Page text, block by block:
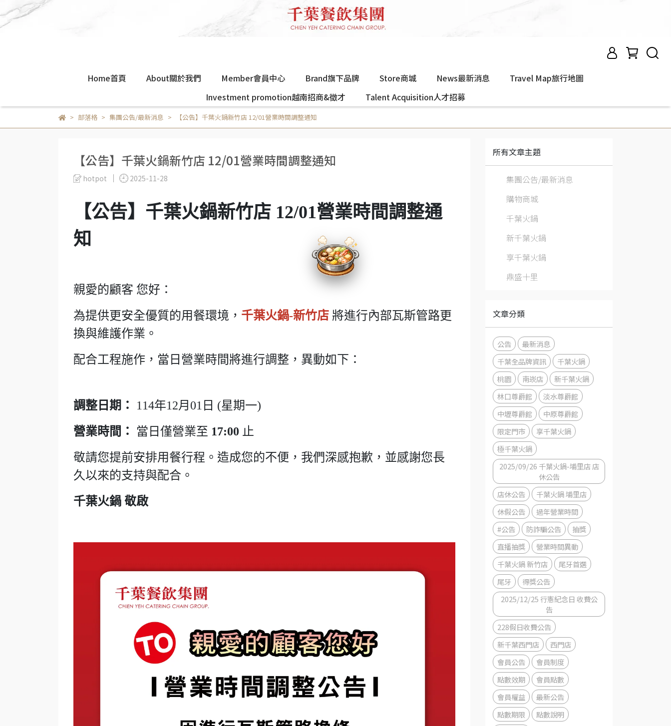
Home首頁 About關於我們 Member會員中心 Brand旗下品牌 Store商城 News最新消息
Travel Map旅行地圖
Investment promotion越南招商&徵才
Talent Acquisition人才招募
部落格 集團公告/最新消息 【公告】千葉火鍋新竹店 12/01營業時間調整通知
【公告】千葉火鍋新竹店 12/01營業時間調整通知
hotpot 2025-11-28
【公告】千葉火鍋新竹店 12/01營業時間調整通
知
親愛的顧客 您好：
為提供更安全優質的用餐環境， 千葉火鍋-新竹店 將進行內部瓦斯管路更
換與維護作業。
配合工程施作，當日營業時間將進行調整，異動如下：
調整日期：
114年12月01日 (星期一)
營業時間：
當日僅營業至 17:00 止
敬請您提前安排用餐行程。造成您的不便，我們深感抱歉，並感謝您長
久以來的支持與配合。
千葉火鍋 敬啟
所有文章主題
集團公告/最新消息
購物商城
千葉火鍋
新千葉火鍋
享千葉火鍋
鼎盛十里
文章分類
公告
最新消息
千葉全品牌資訊
千葉火鍋
桃園
南崁店
新千葉火鍋
林口尊爵館
淡水尊爵館
中壢尊爵館
中原尊爵館
限定門市
享千葉火鍋
極千葉火鍋
2025/09/26 千葉火鍋-埔里店 店
休公告
店休公告
千葉火鍋 埔里店
休假公告
過年營業時間
#公告
防詐騙公告
抽獎
直播抽獎
營業時間異動
千葉火鍋 新竹店
尾牙首選
尾牙
得獎公告
2025/12/25 行憲紀念日 收費公
告
228假日收費公告
新千葉西門店
西門店
會員公告
會員制度
點數效期
會員點數
會員權益
最新公告
點數期限
點數說明